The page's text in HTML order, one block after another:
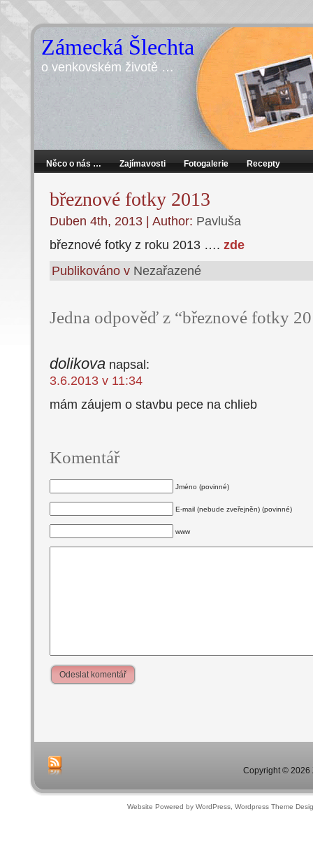
Zámecká Šlechta
o venkovském životě …
Něco o nás … Zajímavosti Fotogalerie Recepty
březnové fotky 2013
Duben 4th, 2013 | Author: Pavluša
březnové fotky z roku 2013 …. zde
Publikováno v Nezařazené
Jedna odpověď z “březnové fotky
dolikova napsal:
3.6.2013 v 11:34
mám záujem o stavbu pece na chlieb
Komentář
Jméno (povinné)
E-mail (nebude zveřejněn) (povinné)
www
Odeslat komentář
Copyright © 2026
Website Powered by WordPress, Wordpress Theme